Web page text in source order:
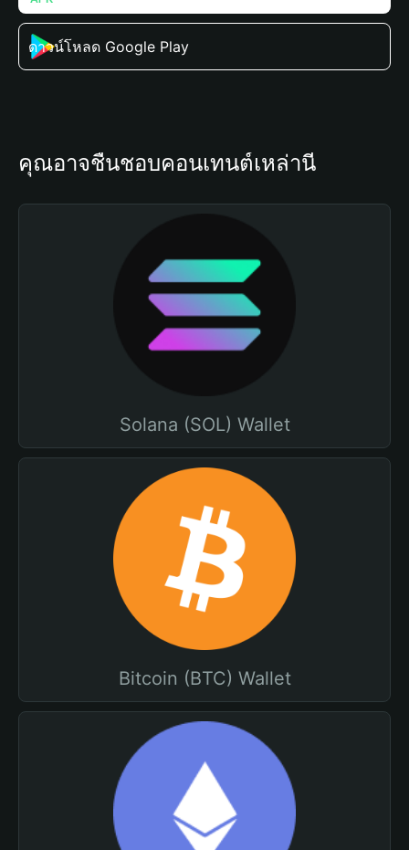
ดาวน์โหลด Google Play
คุณอาจชื่นชอบคอนเทนต์เหล่านี้
Solana (SOL) Wallet
Bitcoin (BTC) Wallet